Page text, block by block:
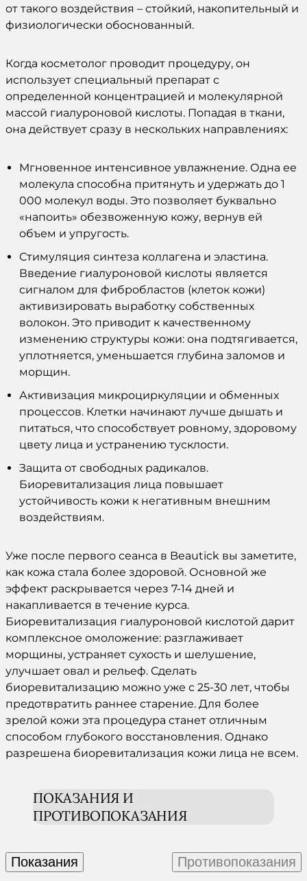
от такого воздействия – стойкий, накопительный и
физиологически обоснованный.
Когда косметолог проводит процедуру, он
использует специальный препарат с
определенной концентрацией и молекулярной
массой гиалуроновой кислоты. Попадая в ткани,
она действует сразу в нескольких направлениях:
Мгновенное интенсивное увлажнение. Одна ее
молекула способна притянуть и удержать до 1
000 молекул воды. Это позволяет буквально
«напоить» обезвоженную кожу, вернув ей
объем и упругость.
Стимуляция синтеза коллагена и эластина.
Введение гиалуроновой кислоты является
сигналом для фибробластов (клеток кожи)
активизировать выработку собственных
волокон. Это приводит к качественному
изменению структуры кожи: она подтягивается,
уплотняется, уменьшается глубина заломов и
морщин.
Активизация микроциркуляции и обменных
процессов. Клетки начинают лучше дышать и
питаться, что способствует ровному, здоровому
цвету лица и устранению тусклости.
Защита от свободных радикалов.
Биоревитализация лица повышает
устойчивость кожи к негативным внешним
воздействиям.
Уже после первого сеанса в Beautick вы заметите,
как кожа стала более здоровой. Основной же
эффект раскрывается через 7-14 дней и
накапливается в течение курса.
Биоревитализация гиалуроновой кислотой дарит
комплексное омоложение: разглаживает
морщины, устраняет сухость и шелушение,
улучшает овал и рельеф. Сделать
биоревитализацию можно уже с 25-30 лет, чтобы
предотвратить раннее старение. Для более
зрелой кожи эта процедура станет отличным
способом глубокого восстановления. Однако
разрешена биоревитализация кожи лица не всем.
ПОКАЗАНИЯ И
ПРОТИВОПОКАЗАНИЯ
Показания Противопоказания